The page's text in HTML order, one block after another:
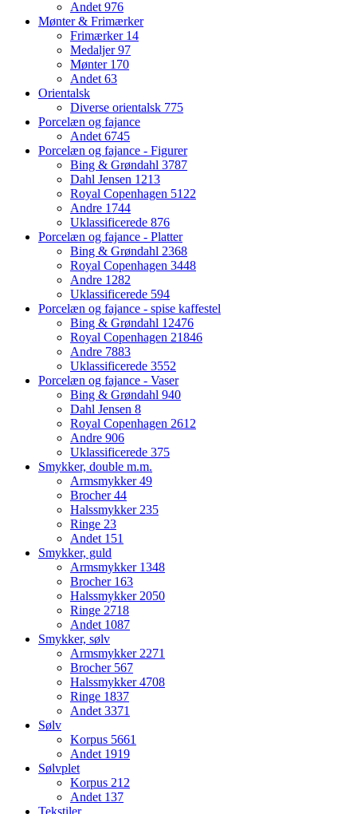
Andet976
Mønter & Frimærker
Frimærker 14
Medaljer97
Mønter 170
Andet63
Orientalsk
Diverse orientalsk 775
Porcelæn og fajance
Andet6745
Porcelæn og fajance - Figurer
Bing & Grøndahl 3787
Dahl Jensen 1213
Royal Copenhagen 5122
Andre 1744
Uklassificerede 876
Porcelæn og fajance - Platter
Bing & Grøndahl 2368
Royal Copenhagen 3448
Andre 1282
Uklassificerede 594
Porcelæn og fajance - spise kaffestel
Bing & Grøndahl 12476
Royal Copenhagen 21846
Andre 7883
Uklassificerede 3552
Porcelæn og fajance - Vaser
Bing & Grøndahl 940
Dahl Jensen 8
Royal Copenhagen 2612
Andre 906
Uklassificerede 375
Smykker, double m.m.
Armsmykker49
Brocher44
Halssmykker235
Ringe 23
Andet 151
Smykker, guld
Armsmykker 1348
Brocher 163
Halssmykker2050
Ringe 2718
Andet 1087
Smykker, sølv
Armsmykker2271
Brocher 567
Halssmykker4708
Ringe 1837
Andet3371
Sølv
Korpus 5661
Andet 1919
Sølvplet
Korpus 212
Andet 137